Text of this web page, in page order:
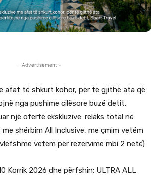
- Advertisement -
afat të shkurt kohor, për të gjithë ata që
nga pushime cilësore buzë detit,
një ofertë ekskluzive: relaks total në
shërbim All Inclusive, me çmim vetëm
vetëm për rezervime mbi 2 netë)
Korrik 2026 dhe përfshin: ULTRA ALL